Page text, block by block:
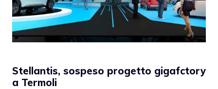
Stellantis, sospeso progetto gigafctory
a Termoli